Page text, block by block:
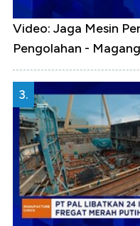
Video: Jaga Mesin
Pengolahan -
3.